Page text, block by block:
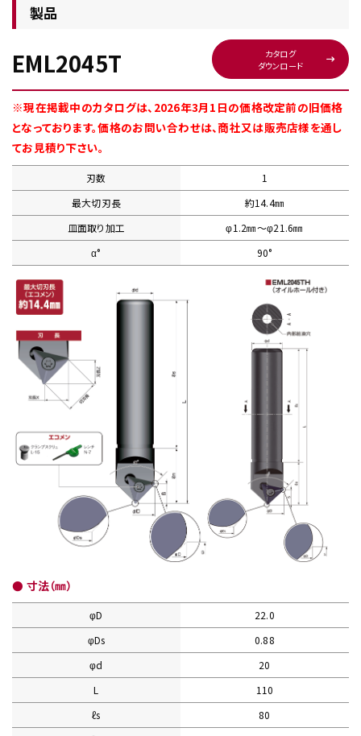
工具・部品一覧
生産終了品
製品
EML2045T
カタログ
ダウンロード
※現在掲載中のカタログは、2026年3月1日の価格改定前の旧価格
となっております。価格のお問い合わせは、商社又は販売店様を通し
てお見積り下さい。
刃数
1
最大切刃長
約14.4㎜
皿面取り加工
φ1.2㎜〜φ21.6㎜
α°
90°
● 寸法（㎜）
φD
22.0
φDs
0.88
φd
20
L
110
ℓs
80